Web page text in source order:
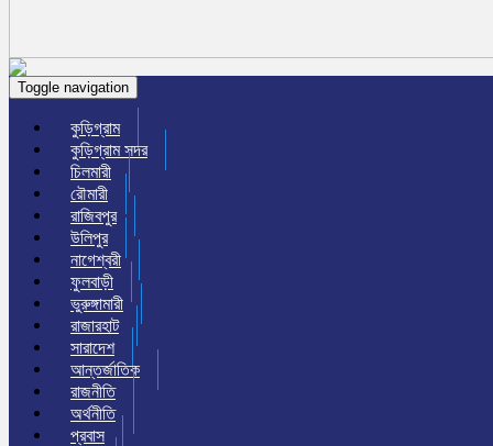
Toggle navigation
কুড়িগ্রাম
কুড়িগ্রাম সদর
চিলমারী
রৌমারী
রাজিবপুর
উলিপুর
নাগেশ্বরী
ফুলবাড়ী
ভুরুঙ্গামারী
রাজারহাট
সারাদেশ
আন্তর্জাতিক
রাজনীতি
অর্থনীতি
প্রবাস